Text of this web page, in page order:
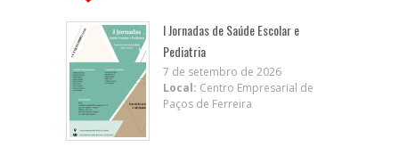
I Jornadas de Saúde Escolar e
Pediatria
7 de setembro de 2026
Local: Centro Empresarial de
Paços de Ferreira